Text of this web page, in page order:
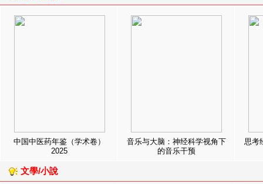
中国中医药年鉴（学术卷）
2025
音乐与大脑：神经科学视角下
的音乐干预
思考
文學/小說